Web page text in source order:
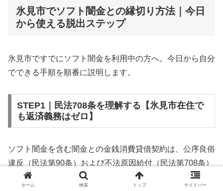
氷見市でソフト闇金との縁切り方法｜今日
から使える脱出ステップ
氷見市ですでにソフト闇金を利用中の方へ。今日から自分
でできる手順を順番に説明します。
STEP1｜民法708条を理解する【氷見市在住で
も返済義務はゼロ】
ソフト闇金を含む闇金との金銭消費貸借契約は、公序良俗
違反（民法第90条）および不法原因給付（民法第708条）
に該当するため、法的には無効です。氷見市在住であって
ホーム 検索 トップ サイドバー